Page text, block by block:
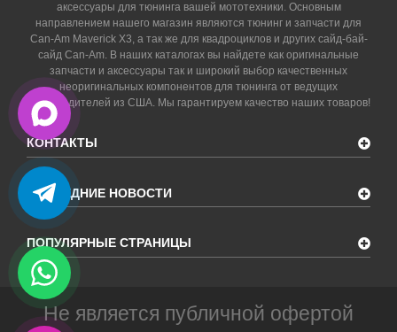
аксессуары для тюнинга вашей мототехники. Основным
направлением нашего магазин являются тюнинг и запчасти для
Can-Am Maverick X3, а так же для квадроциклов и других сайд-бай-
сайд Can-Am. В наших каталогах вы найдете как оригинальные
запчасти и аксессуары так и широкий выбор качественных
неоригинальных компонентов для тюнинга от ведущих
производителей из США. Мы гарантируем качество наших товаров!
КОНТАКТЫ
ПОСЛЕДНИЕ НОВОСТИ
ПОПУЛЯРНЫЕ СТРАНИЦЫ
Не является публичной офертой